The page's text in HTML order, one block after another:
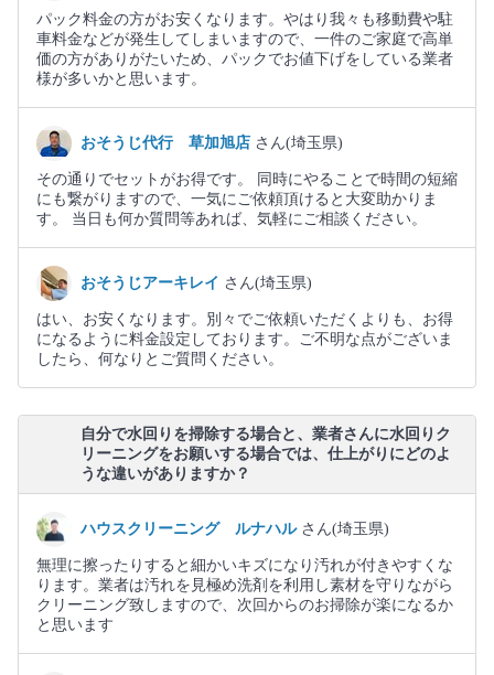
パック料金の方がお安くなります。やはり我々も移動費や駐
車料金などが発生してしまいますので、一件のご家庭で高単
価の方がありがたいため、パックでお値下げをしている業者
様が多いかと思います。
おそうじ代行 草加旭店 さん(埼玉県)
その通りでセットがお得です。 同時にやることで時間の短縮
にも繋がりますので、一気にご依頼頂けると大変助かりま
す。 当日も何か質問等あれば、気軽にご相談ください。
おそうじアーキレイ さん(埼玉県)
はい、お安くなります。別々でご依頼いただくよりも、お得
になるように料金設定しております。ご不明な点がございま
したら、何なりとご質問ください。
自分で水回りを掃除する場合と、業者さんに水回りク
リーニングをお願いする場合では、仕上がりにどのよ
うな違いがありますか？
ハウスクリーニング ルナハル さん(埼玉県)
無理に擦ったりすると細かいキズになり汚れが付きやすくな
ります。業者は汚れを見極め洗剤を利用し素材を守りながら
クリーニング致しますので、次回からのお掃除が楽になるか
と思います